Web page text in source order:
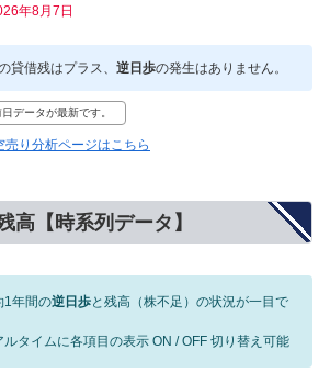
年8月7日
貸借残はプラス、 逆日歩の発生はありません。
データが最新です。
り分析ページはこちら
高【時系列データ】
1年間の逆日歩と残高（株不足）の状況が一目で
タイムに各項目の表示 ON / OFF 切り替え可能